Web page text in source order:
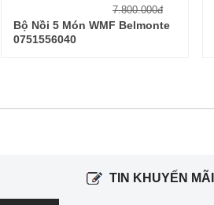
7.800.000đ
Bộ Nồi 5 Món WMF Belmonte
0751556040
TIN KHUYẾN MÃI